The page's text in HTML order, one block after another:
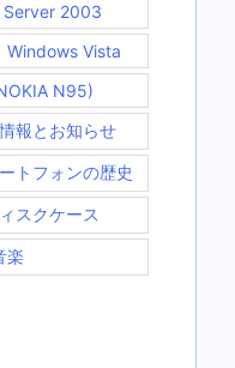
2003
Windows Vista
N95)
報とお知らせ
トフォンの歴史
スクケース
楽